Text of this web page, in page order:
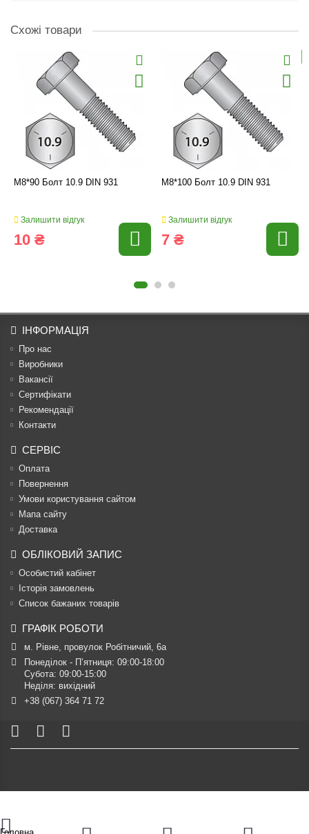
Схожі товари
M8*90 Болт 10.9 DIN 931
Залишити відгук
10 ₴
M8*100 Болт 10.9 DIN 931
Залишити відгук
7 ₴
ІНФОРМАЦІЯ
Про нас
Виробники
Вакансії
Сертифікати
Рекомендації
Контакти
СЕРВІС
Оплата
Повернення
Умови користування сайтом
Мапа сайту
Доставка
ОБЛІКОВИЙ ЗАПИС
Особистий кабінет
Історія замовлень
Список бажаних товарів
ГРАФІК РОБОТИ
м. Рівне, провулок Робітничий, 6а
Понеділок - П’ятниця: 09:00-18:00
Субота: 09:00-15:00
Неділя: вихідний
+38 (067) 364 71 72